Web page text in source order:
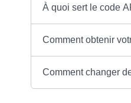
À quoi sert le code
Comment obtenir
Comment changer